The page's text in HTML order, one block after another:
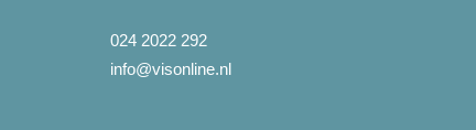
024 2022 292
info@visonline.nl